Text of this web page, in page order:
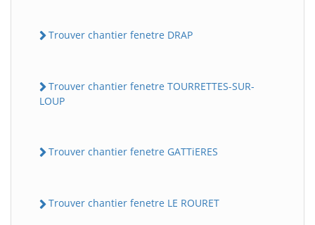
Trouver chantier fenetre DRAP
Trouver chantier fenetre TOURRETTES-SUR-
LOUP
Trouver chantier fenetre GATTiERES
Trouver chantier fenetre LE ROURET